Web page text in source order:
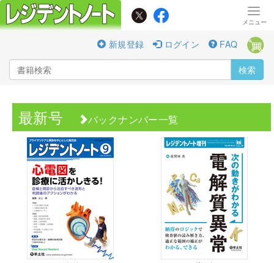
新規登録 ログイン FAQ
検索
最新号 バックナンバー一覧